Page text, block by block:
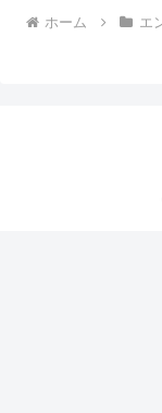
ホーム エ